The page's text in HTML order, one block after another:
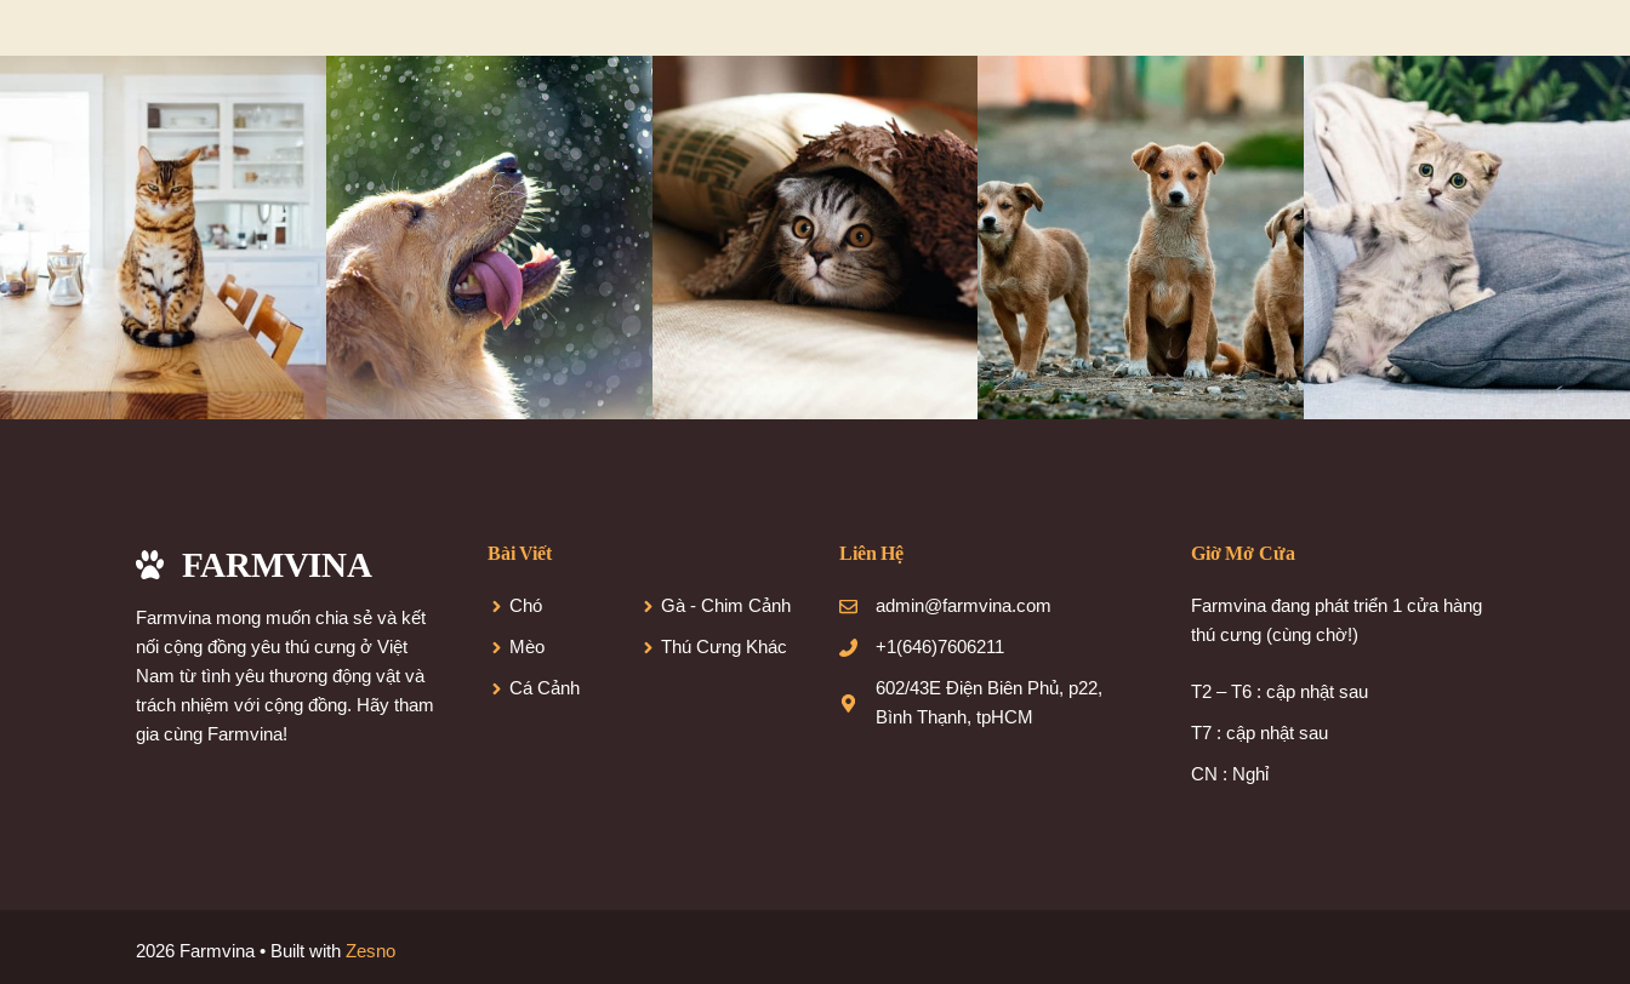
FARMVINA
Farmvina mong muốn chia sẻ và kết
nối cộng đồng yêu thú cưng ở Việt
Nam từ tình yêu thương động vật và
trách nhiệm với cộng đồng. Hãy tham
gia cùng Farmvina!
Bài Viết
Chó
Mèo
Cá Cảnh
Gà - Chim Cảnh
Thú Cưng Khác
Liên Hệ
admin@farmvina.com
+1(646)7606211
602/43E Điện Biên Phủ, p22,
Bình Thạnh, tpHCM
Giờ Mở Cửa
Farmvina đang phát triển 1 cửa hàng
thú cưng (cùng chờ!)
T2 – T6 : cập nhật sau
T7 : cập nhật sau
CN : Nghỉ
2026 Farmvina • Built with Zesno